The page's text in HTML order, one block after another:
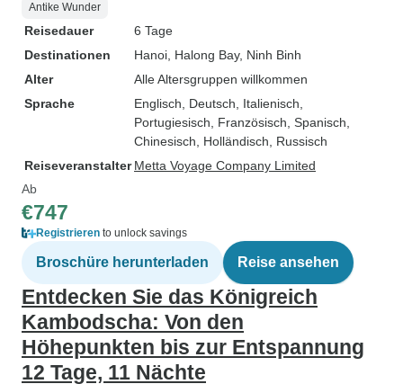
Antike Wunder
Reisedauer
6 Tage
Destinationen
Hanoi , Halong Bay, Ninh Binh
Alter
Alle Altersgruppen willkommen
Sprache
Englisch, Deutsch, Italienisch,
Portugiesisch, Französisch, Spanisch,
Chinesisch, Holländisch, Russisch
Reiseveranstalter Metta Voyage Company Limited
Ab
€747
Registrieren to unlock savings
Broschüre herunterladen Reise ansehen
Entdecken Sie das Königreich
Kambodscha: Von den
Höhepunkten bis zur Entspannung
12 Tage, 11 Nächte